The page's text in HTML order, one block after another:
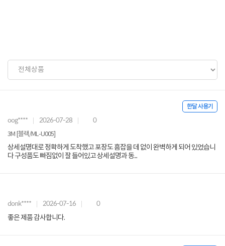
한달 사용기
oog**** 2026-07-28 0
3M [블랙/ML-U005]
상세설명대로 정확하게 도착했고 포장도 흠잡을 데 없이 완벽하게 되어 있었습니
다 구성품도 빠짐없이 잘 들어있고 상세설명과 동...
donk**** 2026-07-16 0
좋은 제품 감사합니다.